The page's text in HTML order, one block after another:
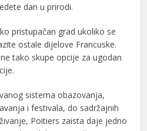
dan u prirodi.
pristupačan grad ukoliko se
ostale dijelove Francuske.
tako skupe opcije za ugodan
sistema obazovanja,
i festivala, do sadržajnih
Poitiers zaista daje jedno